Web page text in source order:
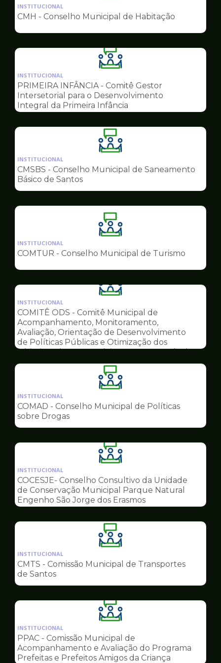
da
pagina
Conselhos
INSTITUCIONAL
CMH - Conselho Municipal de Habitação
Ilustração
da
pagina
de
Conselhos
INSTITUCIONAL
PRIMEIRA INFÂNCIA - Comitê Gestor
Intersetorial para o Desenvolvimento
Integral da Primeira Infância
Ilustração
da
pagina
Conselhos
INSTITUCIONAL
CMSBS - Conselho Municipal de Saneamento
Básico de Santos
Ilustração
da
pagina
Conselhos
INSTITUCIONAL
COMTUR - Conselho Municipal de Turismo
Ilustração
da
pagina
de
Conselhos
INSTITUCIONAL
COMITÊ ODS - Comitê Municipal de
Acompanhamento, Monitoramento,
Avaliação, Orientação de Desenvolvimento
de Políticas Públicas e Otimização dos
Objetivos do Desenvolvimento Sustentável
Ilustração
da
pagina
Conselhos
INSTITUCIONAL
COMAD - Conselho Municipal de Políticas
sobre Drogas
Ilustração
da
pagina
de
Conselhos
INSTITUCIONAL
COCESJE- Conselho Consultivo da Unidade
de Conservação Municipal Parque Natural
Engenho São Jorge dos Erasmos
Ilustração
da
pagina
Conselhos
INSTITUCIONAL
CMTS - Comissão Municipal de Transportes
de Santos
Ilustração
da
pagina
de
Conselhos
INSTITUCIONAL
PPAC - Comissão Municipal de
Acompanhamento e Avaliação do Programa
Prefeitas e Prefeitos Amigos da Criança